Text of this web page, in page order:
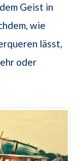
Geist in
wie
lässt,
oder